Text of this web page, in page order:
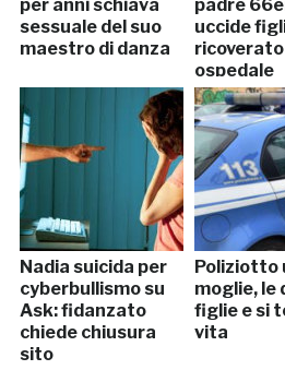
per anni schiava
sessuale del suo
maestro di danza
padre
uccide
ricoverato
ospedale
Nadia suicida per
cyberbullismo su
Ask: fidanzato
chiede chiusura
sito
Poliziotto
moglie, le
figlie e si
vita